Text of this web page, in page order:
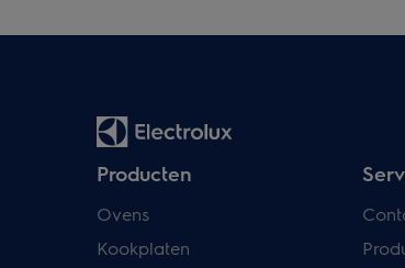
Producten
Ovens
Kookplaten